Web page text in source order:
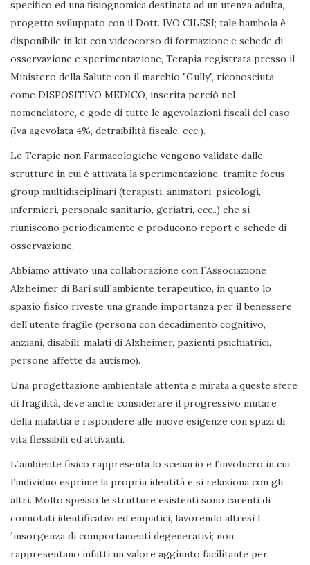
specifico ed una fisiognomica destinata ad un utenza adulta,
progetto sviluppato con il Dott. IVO CILESI; tale bambola è
disponibile in kit con videocorso di formazione e schede di
osservazione e sperimentazione, Terapia registrata presso il
Ministero della Salute con il marchio "Gully", riconosciuta
come DISPOSITIVO MEDICO, inserita perciò nel
nomenclatore, e gode di tutte le agevolazioni fiscali del caso
(Iva agevolata 4%, detraibilità fiscale, ecc.).
Le Terapie non Farmacologiche vengono validate dalle
strutture in cui è attivata la sperimentazione, tramite focus
group multidisciplinari (terapisti, animatori, psicologi,
infermieri, personale sanitario, geriatri, ecc..) che si
riuniscono periodicamente e producono report e schede di
osservazione.
Abbiamo attivato una collaborazione con l´Associazione
Alzheimer di Bari sull´ambiente terapeutico, in quanto lo
spazio fisico riveste una grande importanza per il benessere
dell’utente fragile (persona con decadimento cognitivo,
anziani, disabili, malati di Alzheimer, pazienti psichiatrici,
persone affette da autismo).
Una progettazione ambientale attenta e mirata a queste sfere
di fragilità, deve anche considerare il progressivo mutare
della malattia e rispondere alle nuove esigenze con spazi di
vita flessibili ed attivanti.
L´ambiente fisico rappresenta lo scenario e l’involucro in cui
l’individuo esprime la propria identità e si relaziona con gli
altri. Molto spesso le strutture esistenti sono carenti di
connotati identificativi ed empatici, favorendo altresì l
´insorgenza di comportamenti degenerativi; non
rappresentano infatti un valore aggiunto facilitante per